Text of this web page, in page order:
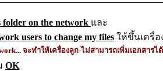
folder on the network และ
users to change my files ให้ขึ้นเครื่
จะทำให้เครื่องลูก-ไม่สามารถเพิ่มเอกสาร
OK